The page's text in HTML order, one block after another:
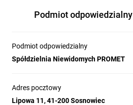
Podmiot odpowiedzialny
Podmiot odpowiedzialny
Spółdzielnia Niewidomych PROMET
Adres pocztowy
Lipowa 11, 41-200 Sosnowiec